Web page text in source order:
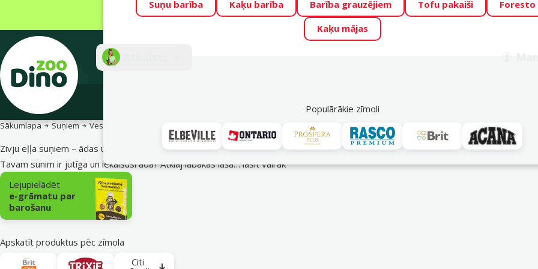
Visu mēnesi Dino Zoo piedāvā lieliskas cenas mīluļu TOP barībām! 🍖 →
Fotokonkurss “GADA ŪSAIŅI”! Varbūt tieši Tavs mīlulis būs 2027. gada
Suņu barība Kaķu barība Barība grauzējiem Tofu pakaiši
Foresto
Kaķu mājas
Populārākie zīmoli
Akciju piedāvājumi
Sākumlapa Suņiem Veselība un vitamīni
Zivju eļļa suņiem – ādas un kažoka veselībai
Tavam sunim ir jutīga un iekaisusi āda? Atklāj labākās laša…lasīt vairāk
Apakškategorija
Lejupielādēt
e-grāmatu par
barošanu
Apskatīt produktus pēc zīmola
Citi